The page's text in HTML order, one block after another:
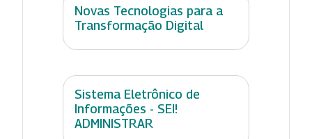
Novas Tecnologias para a
Transformação Digital
Sistema Eletrônico de
Informações - SEI!
ADMINISTRAR